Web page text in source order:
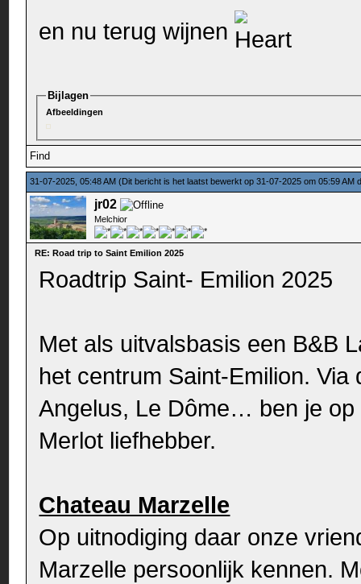
en nu terug wijnen
Bijlagen
Afbeeldingen
Find
31-07-2025, 05:48 AM(Dit bericht is het laatst bewerkt op 31-07-2025 om 05:59 AM
jr02
Melchior
RE: Road trip to Saint Emilion 2025
Roadtrip Saint- Emilion 2025
Met als uitvalsbasis een B&B
het centrum Saint-Emilion.
Angelus, Le Dôme… ben je
Merlot liefhebber.
Chateau Marzelle
Op uitnodiging daar onze
Marzelle persoonlijk kennen.